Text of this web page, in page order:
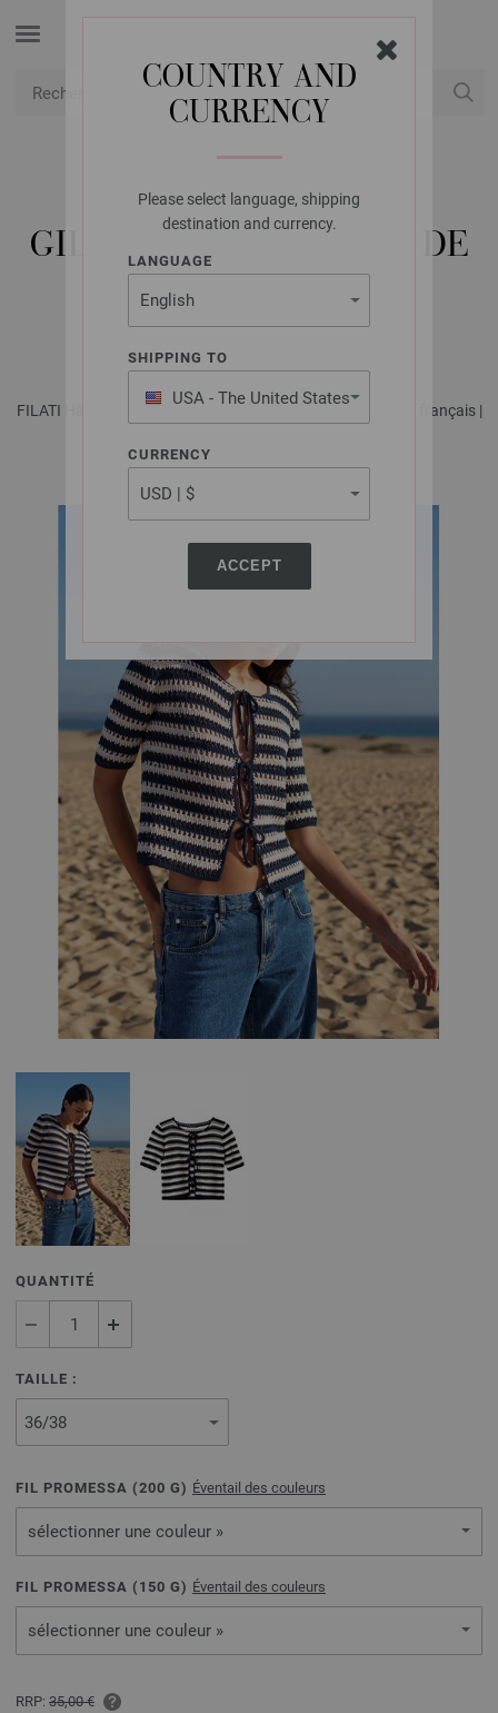
COUNTRY AND
CURRENCY
Please select language, shipping
destination and currency.
LANGUAGE
SHIPPING TO
USA - The United States
of America
CURRENCY
ACCEPT
LANA GROSSA
GILET RAYÉ EN MOTIF DE
BRIDES AJOURÉES
PROMESSA
FILATI Häkeln No. 6 - Magazine allemand + explications en français |
QUANTITÉ
TAILLE :
FIL PROMESSA (200 G) Éventail des couleurs
sélectionner une couleur »
FIL PROMESSA ( 150 G) Éventail des couleurs
sélectionner une couleur »
RRP: 35,00 €